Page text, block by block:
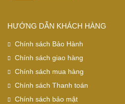
HƯỚNG DẪN KHÁCH HÀNG
Chính sách Bảo Hành
Chính sách giao hàng
Chính sách mua hàng
Chính sách Thanh toán
Chính sách bảo mật